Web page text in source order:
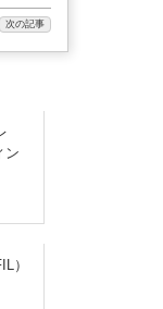
次の記事
ン
）